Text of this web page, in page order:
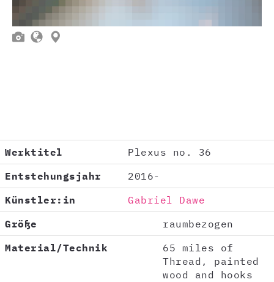
  
Werktitel
Plexus no. 36
Entstehungsjahr
2016-
Künstler:in
Gabriel Dawe
Größe
raumbezogen
Material/Technik
65 miles of
Thread, painted
wood and hooks